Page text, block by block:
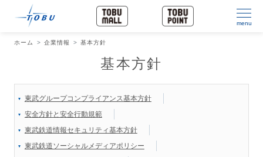
menu
ホーム 企業情報 基本方針
基本方針
東武グループコンプライアンス基本方針
安全方針と安全行動規範
東武鉄道情報セキュリティ基本方針
東武鉄道ソーシャルメディアポリシー